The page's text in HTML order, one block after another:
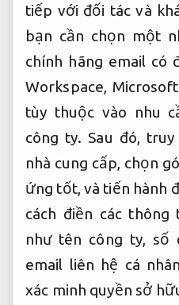
tiếp với đối tác và
bạn cần chọn một
chính hãng email có
Workspace,
tùy thuộc vào nhu
công ty. Sau đó,
nhà cung cấp, chọn
ứng tốt, và tiến hành
cách điền các
như tên công ty, số
email liên hệ cá
xác minh quyền sở